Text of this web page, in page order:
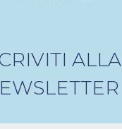
ALLA